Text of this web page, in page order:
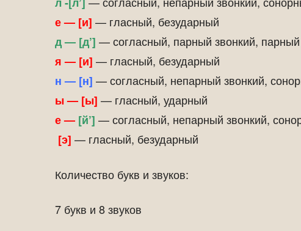
е — [и] — гласный, безударный
д — [д’] — согласный, парный звонкий, парный
я — [и] — гласный, безударный
н — [н] — согласный, непарный звонкий,
ы — [ы] — гласный, ударный
е — [й’] — согласный, непарный звонкий,
[э] — гласный, безударный
Количество букв и звуков:
7 букв и 8 звуков